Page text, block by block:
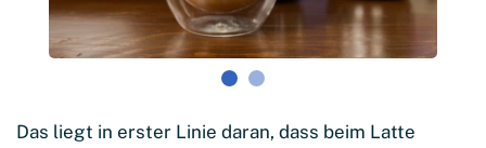
Das liegt in erster Linie daran, dass beim Latte